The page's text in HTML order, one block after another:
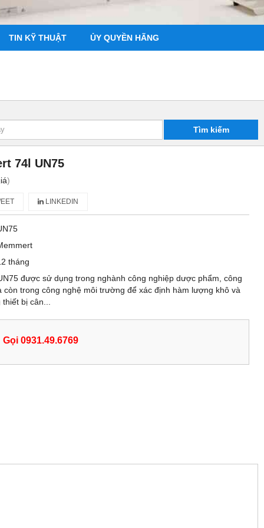
TIN KỸ THUẬT ỦY QUYỀN HÃNG
Tìm kiếm
74l UN75
)
LINKEDIN
tháng
được sử dụng trong nghành công nghiệp dược phẩm, công
còn trong công nghệ môi trường để xác định hàm lượng khô và
bị cân...
Gọi 0931.49.6769